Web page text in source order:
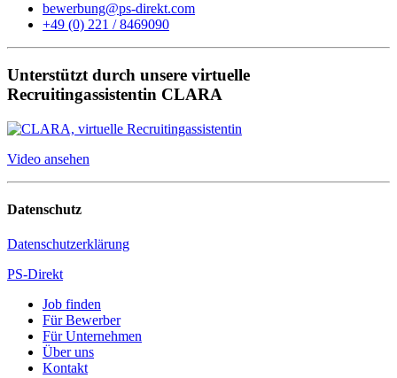
bewerbung@ps-direkt.com
+49 (0) 221 / 8469090
Unterstützt durch unsere virtuelle
Recruitingassistentin CLARA
Video ansehen
Datenschutz
Datenschutzerklärung
PS-Direkt
Job finden
Für Bewerber
Für Unternehmen
Über uns
Kontakt